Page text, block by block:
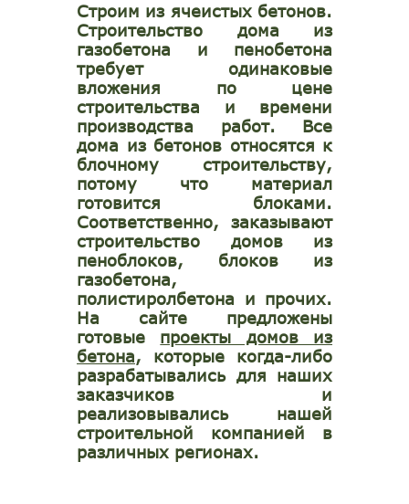
Строим из ячеистых бетонов.
Строительство дома из
газобетона и пенобетона
требует одинаковые
вложения по цене
строительства и времени
производства работ. Все
дома из бетонов относятся к
блочному строительству,
потому что материал
готовится блоками.
Соответственно, заказывают
строительство домов из
пеноблоков, блоков из
газобетона,
полистиролбетона и прочих.
На сайте предложены
готовые проекты домов из
бетона, которые когда-либо
разрабатывались для наших
заказчиков и
реализовывались нашей
строительной компанией в
различных регионах.